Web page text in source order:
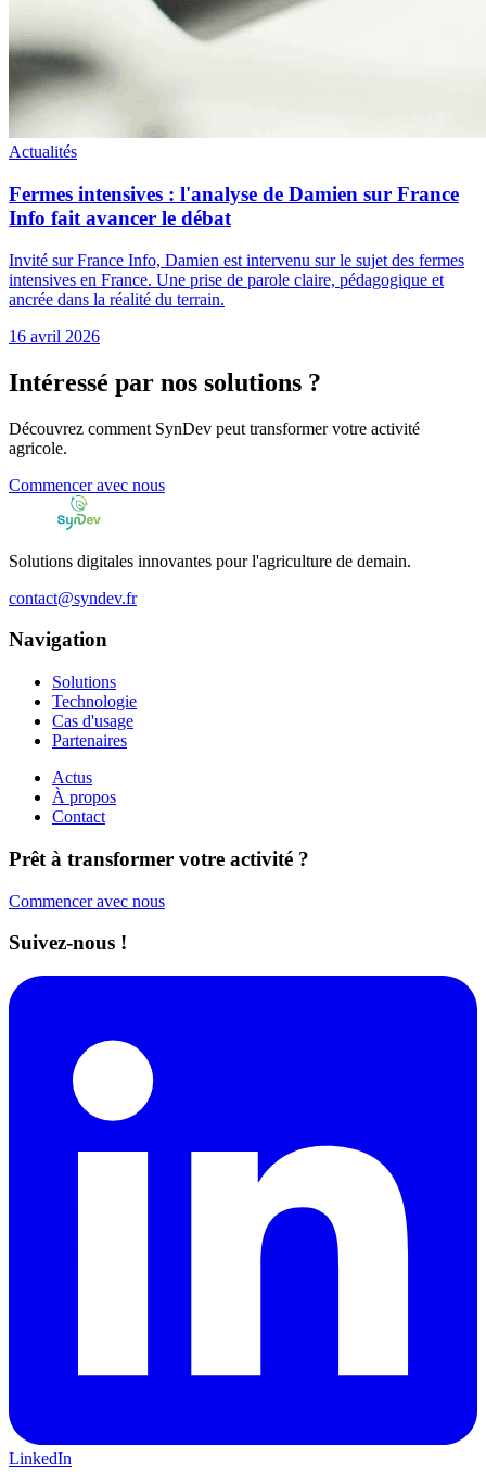
Actualités
Fermes intensives : l'analyse de Damien sur France
Info fait avancer le débat
Invité sur France Info, Damien est intervenu sur le sujet des fermes
intensives en France. Une prise de parole claire, pédagogique et
ancrée dans la réalité du terrain.
16 avril 2026
Intéressé par nos solutions ?
Découvrez comment SynDev peut transformer votre activité
agricole.
Commencer avec nous
Solutions digitales innovantes pour l'agriculture de demain.
contact@syndev.fr
Navigation
Solutions
Technologie
Cas d'usage
Partenaires
Actus
À propos
Contact
Prêt à transformer votre activité ?
Commencer avec nous
Suivez-nous !
LinkedIn